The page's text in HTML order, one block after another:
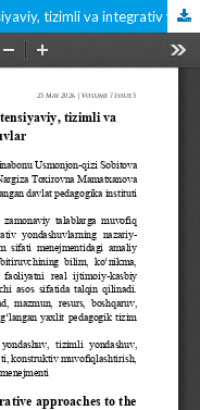
Oliy ta’limni tashkil etishda kompetensiyaviy, tizimli va integrativ yondashuvlar